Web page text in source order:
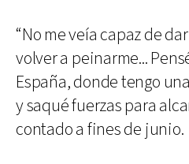
“No me veía capaz de
volver a peinarme...
España, donde tengo
y saqué fuerzas para
contado a fines de junio.